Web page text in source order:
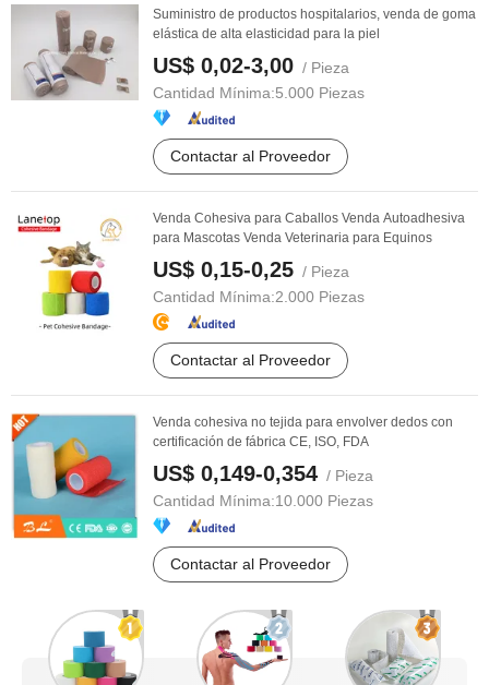
Suministro de productos hospitalarios, venda de goma
elástica de alta elasticidad para la piel
US$ 0,02-3,00 / Pieza
Cantidad Mínima:5.000 Piezas
Contactar al Proveedor
Venda Cohesiva para Caballos Venda Autoadhesiva
para Mascotas Venda Veterinaria para Equinos
US$ 0,15-0,25 / Pieza
Cantidad Mínima:2.000 Piezas
Contactar al Proveedor
Venda cohesiva no tejida para envolver dedos con
certificación de fábrica CE, ISO, FDA
US$ 0,149-0,354 / Pieza
Cantidad Mínima:10.000 Piezas
Contactar al Proveedor